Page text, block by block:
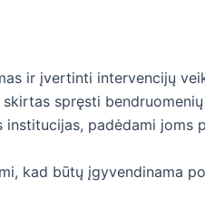
ir įvertinti intervencijų
spręsti
institucijas, padėdami joms
kad būtų įgyvendinama